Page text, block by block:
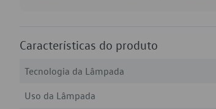
Características do produto
Tecnologia da Lâmpada
Uso da Lâmpada